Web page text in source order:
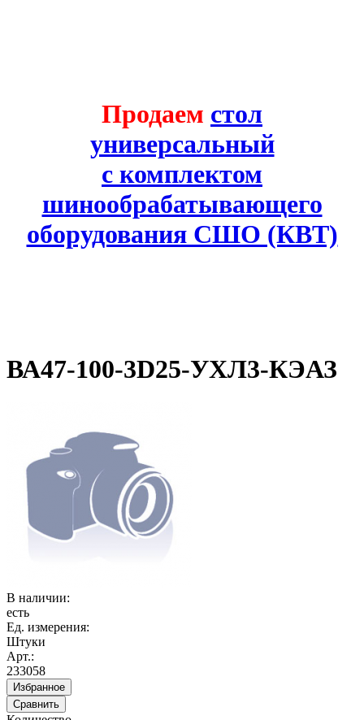
Продаем стол
универсальный
с комплектом
шинообрабатывающего
оборудования СШО (КВТ)
ВА47-100-3D25-УХЛ3-КЭАЗ
В наличии:
есть
Ед. измерения:
Штуки
Арт.:
233058
Избранное
Сравнить